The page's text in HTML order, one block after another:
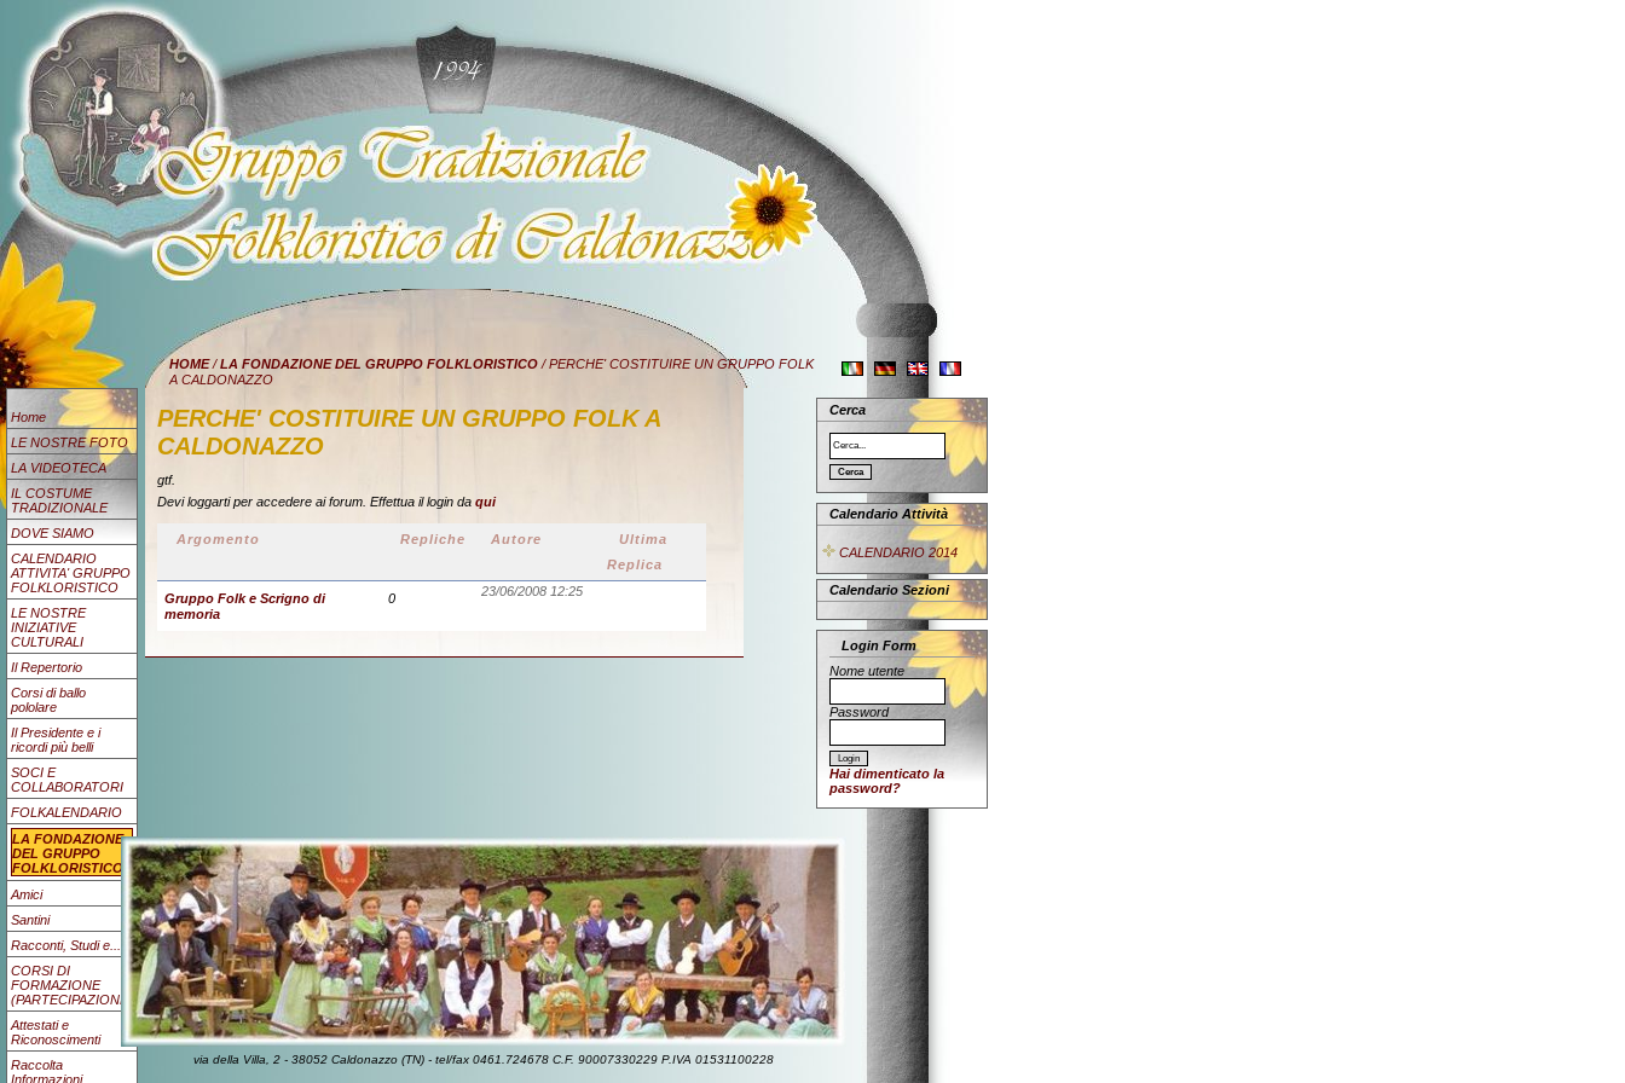
HOME/LA FONDAZIONE DEL GRUPPO FOLKLORISTICO / PERCHE' COSTITUIRE UN GRUPPO FOLK
A CALDONAZZO
Home
LE NOSTRE FOTO
LA VIDEOTECA
IL COSTUME
TRADIZIONALE
DOVE SIAMO
CALENDARIO
ATTIVITA' GRUPPO
FOLKLORISTICO
LE NOSTRE
INIZIATIVE
CULTURALI
Il Repertorio
Corsi di ballo
pololare
Il Presidente e i
ricordi più belli
SOCI E
COLLABORATORI
FOLKALENDARIO
LA FONDAZIONE
DEL GRUPPO
FOLKLORISTICO
Amici
Santini
Racconti, Studi e...
CORSI DI
FORMAZIONE
(PARTECIPAZIONE)
Attestati e
Riconoscimenti
Raccolta
Informazioni
Cerca
Calendario Attività
CALENDARIO 2014
Calendario Sezioni
Login Form
Nome utente
Password
Hai dimenticato la
password?
PERCHE' COSTITUIRE UN GRUPPO FOLK A
CALDONAZZO
gtf.
Devi loggarti per accedere ai forum. Effettua il login da qui
Argomento Repliche Autore
Ultima
Replica
Gruppo Folk e Scrigno di
memoria
0 23/06/2008 12:25
via della Villa, 2 - 38052 Caldonazzo (TN) - tel/fax 0461.724678 C.F. 90007330229 P.IVA 01531100228